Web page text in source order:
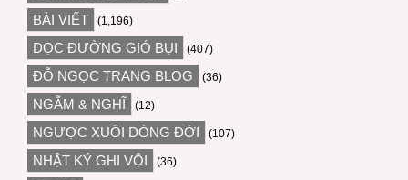
BÀI VIẾT (1,196)
DỌC ĐƯỜNG GIÓ BỤI (407)
ĐỖ NGỌC TRANG BLOG (36)
NGẪM & NGHĨ (12)
NGƯỢC XUÔI DÒNG ĐỜI (107)
NHẬT KÝ GHI VỘI (36)